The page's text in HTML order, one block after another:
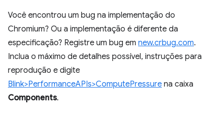
Você encontrou um bug na implementação do
Chromium? Ou a implementação é diferente da
especificação? Registre um bug em new.crbug.com.
Inclua o máximo de detalhes possível, instruções para
reprodução e digite
Blink>PerformanceAPIs>ComputePressure na caixa
Components.